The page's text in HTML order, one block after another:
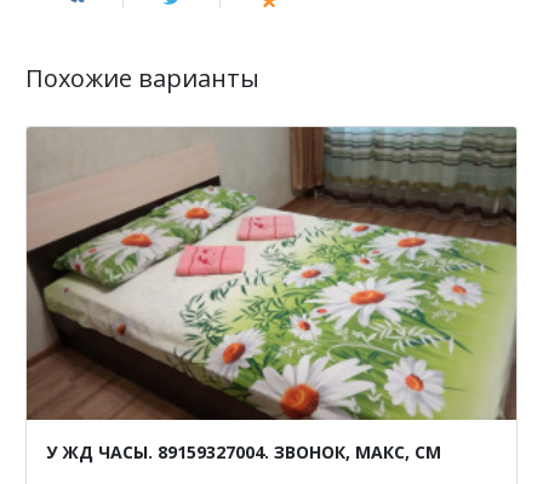
Похожие варианты
У ЖД ЧАСЫ. 89159327004. ЗВОНОК, МАКС, СМ